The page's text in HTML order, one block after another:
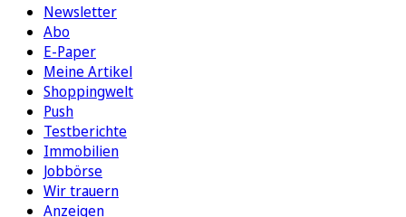
Newsletter
Abo
E-Paper
Meine Artikel
Shoppingwelt
Push
Testberichte
Immobilien
Jobbörse
Wir trauern
Anzeigen